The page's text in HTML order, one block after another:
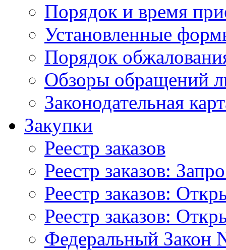
Порядок и время
Установленные
Порядок
Обзоры обращений
Законодательная
Закупки
Реестр заказов
Реестр заказов:
Реестр заказов:
Реестр заказов:
Федеральный Закон